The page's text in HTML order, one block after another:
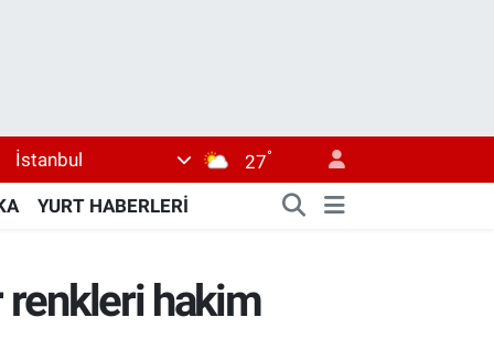
İstanbul 27°
YURT HABERLERİ
renkleri hakim